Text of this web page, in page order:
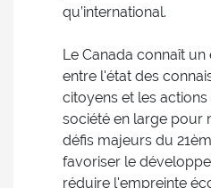
qu’international.
Le Canada connaît
entre l'état des
citoyens et les
société en large pour
défis majeurs du
favoriser le
réduire l'empreinte